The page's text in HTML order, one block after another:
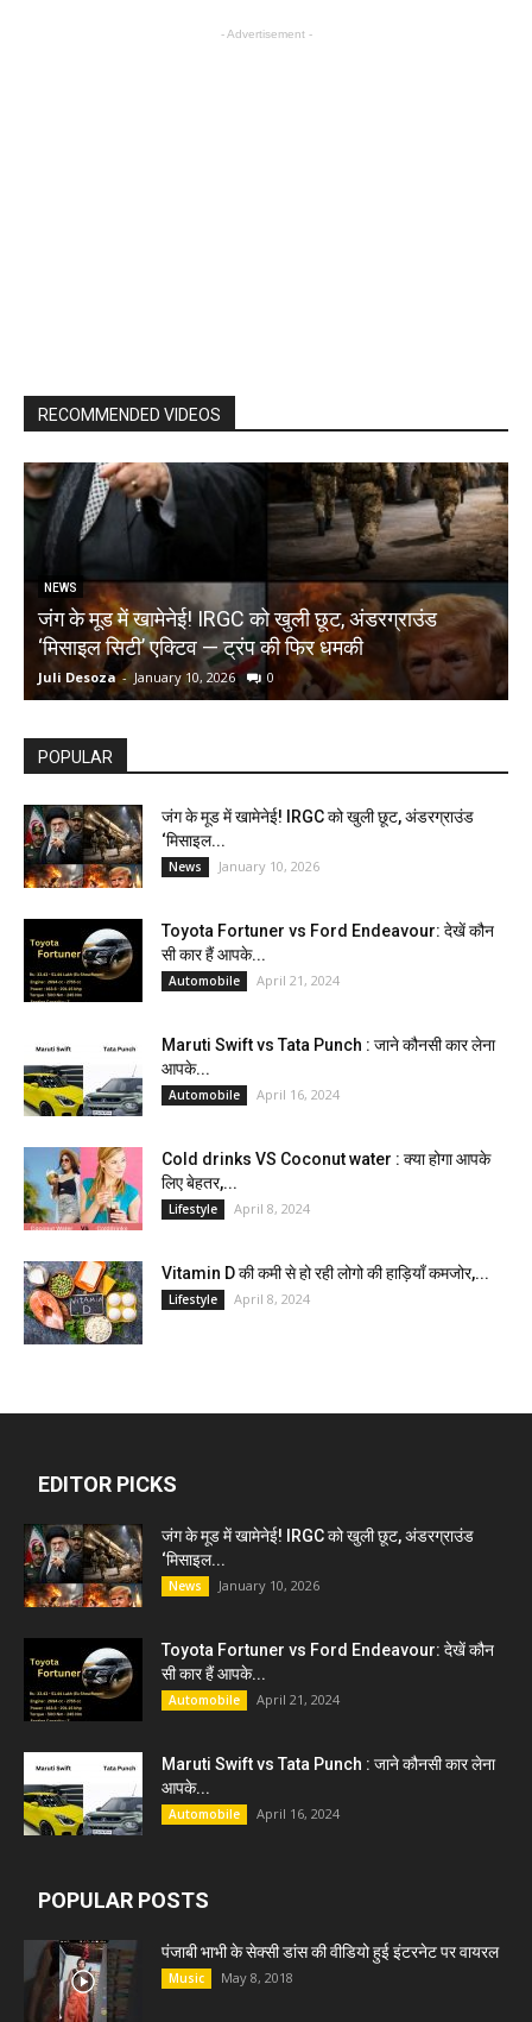
- Advertisement -
RECOMMENDED VIDEOS
NEWS
जंग के मूड में खामेनेई! IRGC को खुली छूट, अंडरग्राउंड
‘मिसाइल सिटी’ एक्टिव — ट्रंप की फिर धमकी
Juli Desoza - January 10, 2026 0
POPULAR
जंग के मूड में खामेनेई! IRGC को खुली छूट, अंडरग्राउंड
‘मिसाइल...
News January 10, 2026
Toyota Fortuner vs Ford Endeavour: देखें कौन
सी कार हैं आपके...
Automobile April 21, 2024
Maruti Swift vs Tata Punch : जाने कौनसी कार लेना
आपके...
Automobile April 16, 2024
Cold drinks VS Coconut water : क्या होगा आपके
लिए बेहतर,...
Lifestyle April 8, 2024
Vitamin D की कमी से हो रही लोगो की हाड़ियाँ कमजोर,...
Lifestyle April 8, 2024
EDITOR PICKS
जंग के मूड में खामेनेई! IRGC को खुली छूट, अंडरग्राउंड
‘मिसाइल...
News January 10, 2026
Toyota Fortuner vs Ford Endeavour: देखें कौन
सी कार हैं आपके...
Automobile April 21, 2024
Maruti Swift vs Tata Punch : जाने कौनसी कार लेना
आपके...
Automobile April 16, 2024
POPULAR POSTS
पंजाबी भाभी के सेक्सी डांस की वीडियो हुई इंटरनेट पर वायरल
Music May 8, 2018